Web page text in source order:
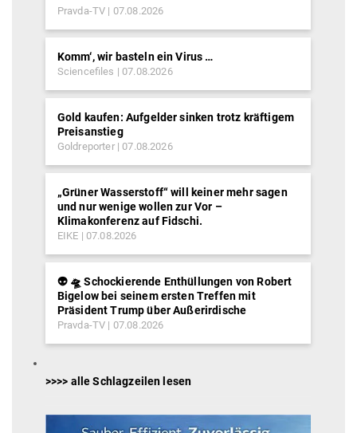
Pravda-TV 07.08.2026
Komm‘, wir basteln ein Virus …
Sciencefiles 07.08.2026
Gold kaufen: Aufgelder sinken trotz kräftigem
Preisanstieg
Goldreporter 07.08.2026
„Grüner Wasserstoff“ will keiner mehr sagen
und nur wenige wollen zur Vor –
Klimakonferenz auf Fidschi.
EIKE 07.08.2026
👽 🛸 Schockierende Enthüllungen von Robert
Bigelow bei seinem ersten Treffen mit
Präsident Trump über Außerirdische
Pravda-TV 07.08.2026
>>>> alle Schlagzeilen lesen